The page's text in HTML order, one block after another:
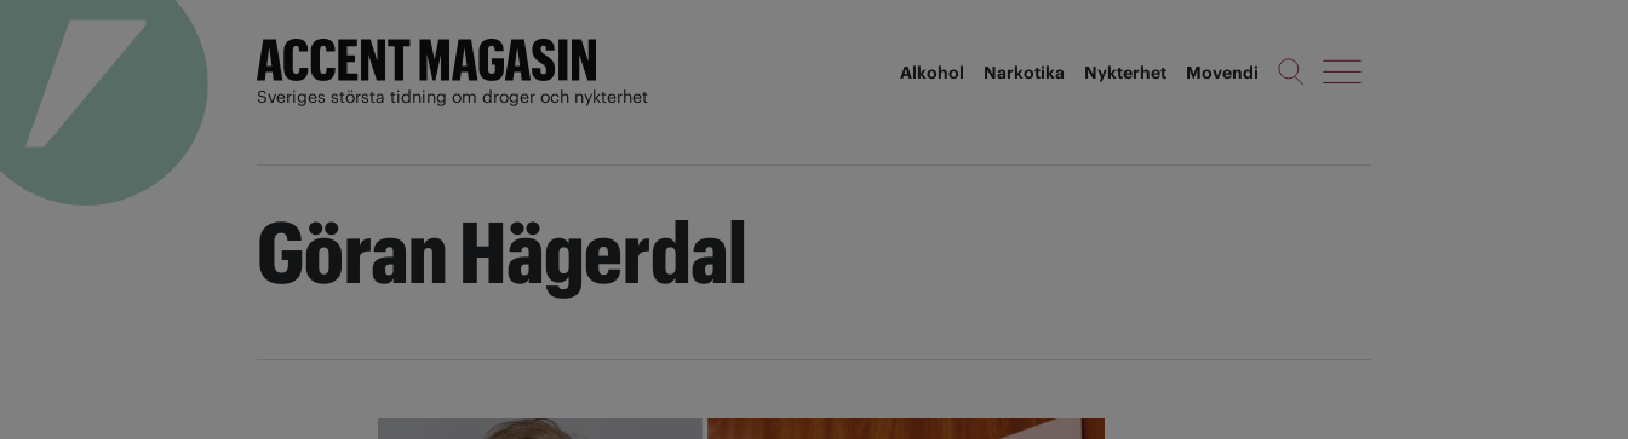
Sveriges största tidning om droger och nykterhet
Alkohol Narkotika Nykterhet Movendi
Göran Hägerdal